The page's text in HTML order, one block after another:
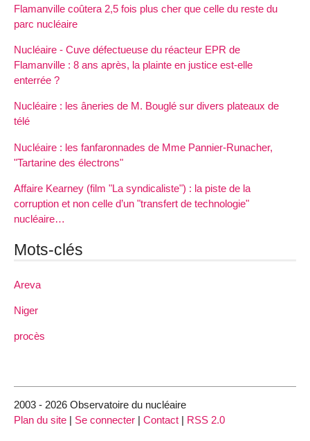
Flamanville coûtera 2,5 fois plus cher que celle du reste du
parc nucléaire
Nucléaire - Cuve défectueuse du réacteur EPR de
Flamanville : 8 ans après, la plainte en justice est-elle
enterrée ?
Nucléaire : les âneries de M. Bouglé sur divers plateaux de
télé
Nucléaire : les fanfaronnades de Mme Pannier-Runacher,
"Tartarine des électrons"
Affaire Kearney (film "La syndicaliste") : la piste de la
corruption et non celle d’un "transfert de technologie"
nucléaire…
Mots-clés
Areva
Niger
procès
2003 - 2026 Observatoire du nucléaire
Plan du site | Se connecter | Contact | RSS 2.0